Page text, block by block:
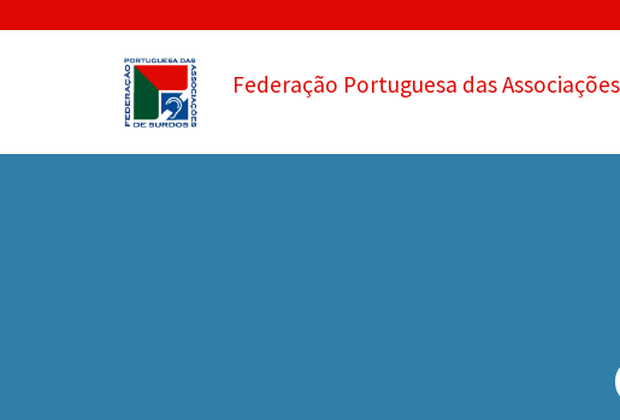
Federação Portuguesa das